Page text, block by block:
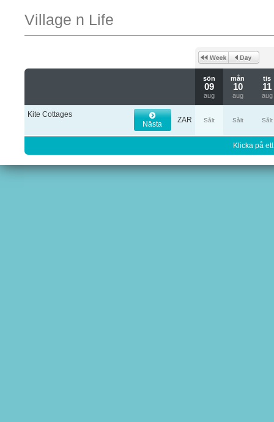
Village n Life
sön
09
aug
mån
10
aug
tis
11
aug
Kite Cottages
Nästa
ZAR Sålt Sålt Sålt
Klicka på